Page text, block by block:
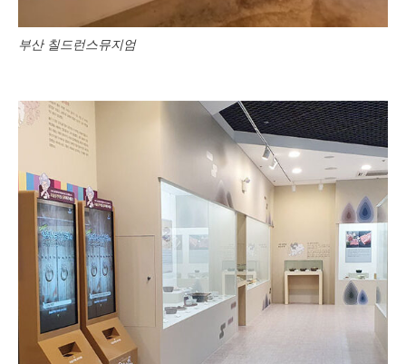
부산 칠드런스뮤지엄